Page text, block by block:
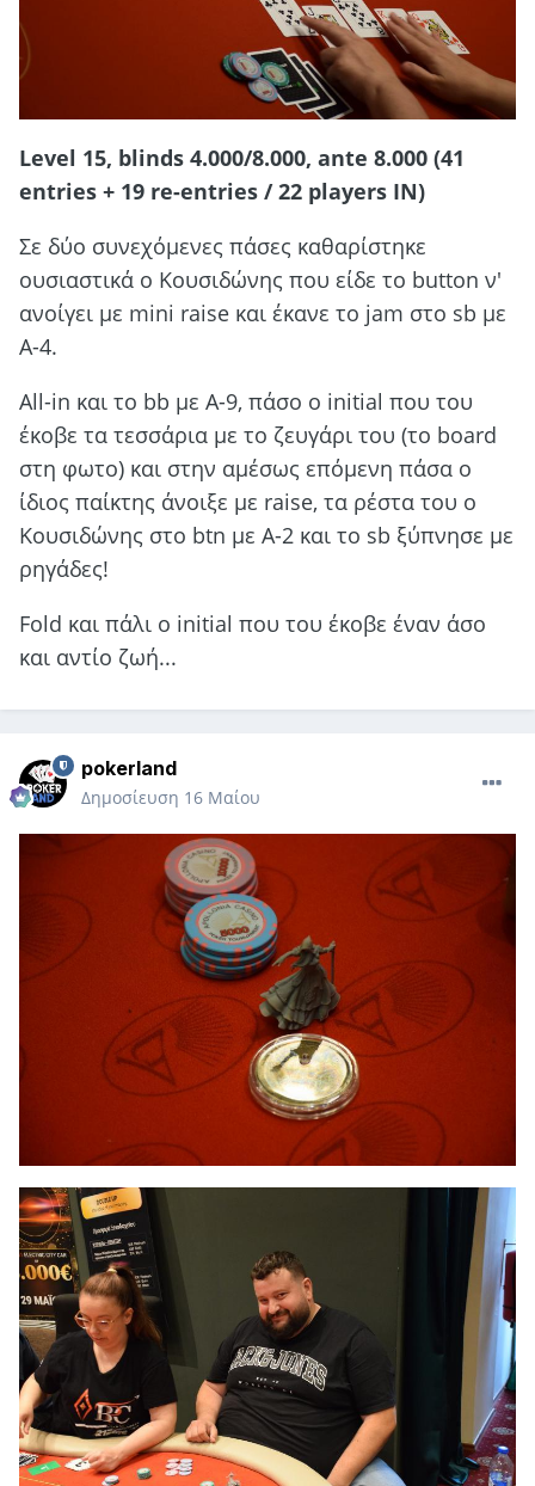
Level 15, blinds 4.000/8.000, ante 8.000 (41
entries + 19 re-entries / 22 players IN)
Σε δύο συνεχόμενες πάσες καθαρίστηκε
ουσιαστικά ο Κουσιδώνης που είδε το button ν'
ανοίγει με mini raise και έκανε το jam στο sb με
Α-4.
Αll-in και το bb με Α-9, πάσο ο initial που του
έκοβε τα τεσσάρια με το ζευγάρι του (το board
στη φωτο) και στην αμέσως επόμενη πάσα ο
ίδιος παίκτης άνοιξε με raise, τα ρέστα του ο
Κουσιδώνης στο btn με Α-2 και το sb ξύπνησε με
ρηγάδες!
Fold και πάλι ο initial που του έκοβε έναν άσο
και αντίο ζωή...
pokerland
Δημοσίευση 16 Μαίου